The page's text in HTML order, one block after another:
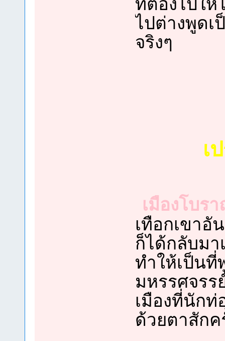
ไปต่างพูดเ
จริงๆ
เ
เมืองโบร
เทือกเขาอั
ก็ได้กลับมา
ทำให้เป็นที่
มหรรศจรร
เมืองที่นักท่
ด้วยตาสัก